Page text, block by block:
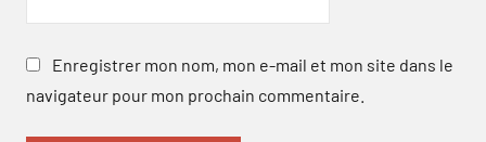
Enregistrer mon nom, mon e-mail et mon site dans le
navigateur pour mon prochain commentaire.